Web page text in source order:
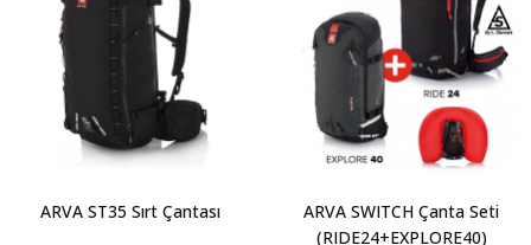
ARVA ST35 Sırt Çantası
ARVA SWITCH Çanta Seti
(RIDE24+EXPLORE40)